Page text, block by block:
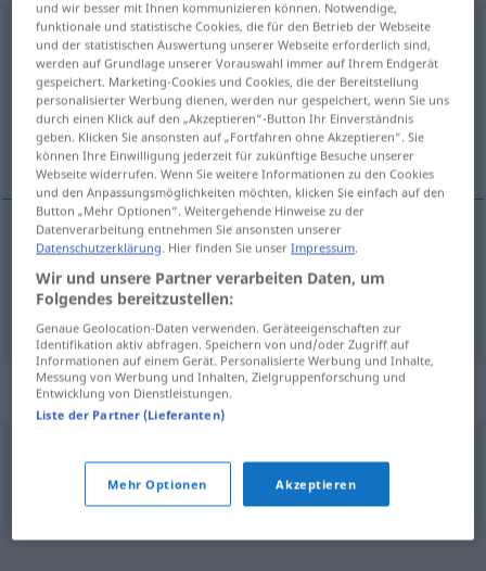
Abnutzung f
Übersicht aller Übersetzungen
(Für mehr Details die Übersetzung anklicken/antippen)
nýting, slit
nýtingf Abnutzung
n Abnutzung
Synonyme für "Abnutzung"
Verbrauch
und wir besser mit Ihnen kommunizieren können. Notwendige,
funktionale und statistische Cookies, die für den Betrieb der Webseite
und der statistischen Auswertung unserer Webseite erforderlich sind,
werden auf Grundlage unserer Vorauswahl immer auf Ihrem Endgerät
gespeichert. Marketing-Cookies und Cookies, die der Bereitstellung
personalisierter Werbung dienen, werden nur gespeichert, wenn Sie uns
durch einen Klick auf den „Akzeptieren“-Button Ihr Einverständnis
geben. Klicken Sie ansonsten auf „Fortfahren ohne Akzeptieren“. Sie
können Ihre Einwilligung jederzeit für zukünftige Besuche unserer
Webseite widerrufen. Wenn Sie weitere Informationen zu den Cookies
und den Anpassungsmöglichkeiten möchten, klicken Sie einfach auf den
Button „Mehr Optionen“. Weitergehende Hinweise zu der
Datenverarbeitung entnehmen Sie ansonsten unserer
Datenschutzerklärung . Hier finden Sie unserImpressum
Wir und unsere Partner verarbeiten Daten, um
Folgendes bereitzustellen:
Genaue Geolocation-Daten verwenden. Geräteeigenschaften zur
Identifikation aktiv abfragen. Speichern von und/oder Zugriff auf
Informationen auf einem Gerät. Personalisierte Werbung und Inhalte,
Messung von Werbung und Inhalten, Zielgruppenforschung und
Entwicklung von Dienstleistungen.
Liste der Partner (Lieferanten)
Mehr Optionen Akzeptieren